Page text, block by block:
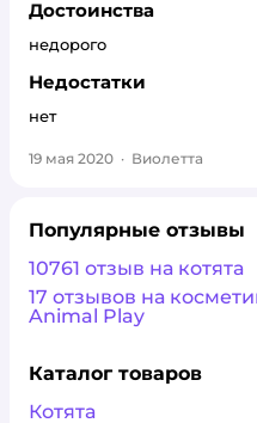
Достоинства
недорого
Недостатки
нет
19 мая 2020 · Виолетта
Популярные отзывы
10761 отзыв на котята
17 отзывов на
Animal Play
Каталог товаров
Котята